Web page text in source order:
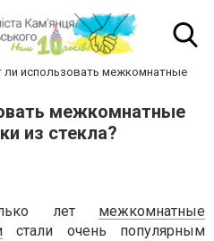
ли использовать межкомнатные
межкомнатные
из стекла?
лет межкомнатные
стали очень популярным